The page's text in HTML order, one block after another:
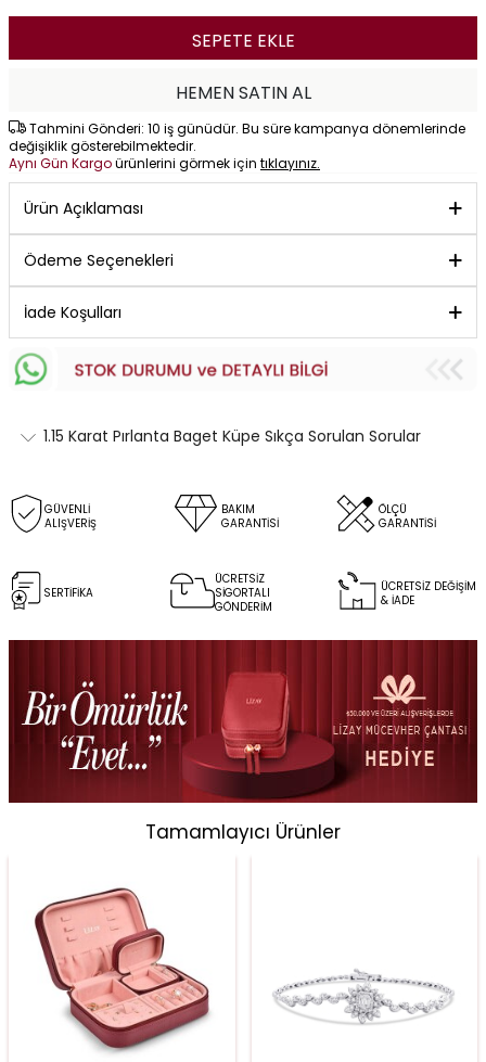
SEPETE EKLE
HEMEN SATIN AL
Tahmini Gönderi: 10 iş günüdür. Bu süre kampanya dönemlerinde
değişiklik gösterebilmektedir.
Aynı Gün Kargoürünlerini görmek için tıklayınız.
Ürün Açıklaması
Ödeme Seçenekleri
İade Koşulları
1.15 Karat Pırlanta Baget Küpe Sıkça Sorulan Sorular
GÜVENLİ
ALIŞVERİŞ
BAKIM
GARANTİSİ
ÖLÇÜ
GARANTİSİ
SERTİFİKA
ÜCRETSİZ
SİGORTALI
GÖNDERİM
ÜCRETSİZ DEĞİŞİM
& İADE
Tamamlayıcı Ürünler